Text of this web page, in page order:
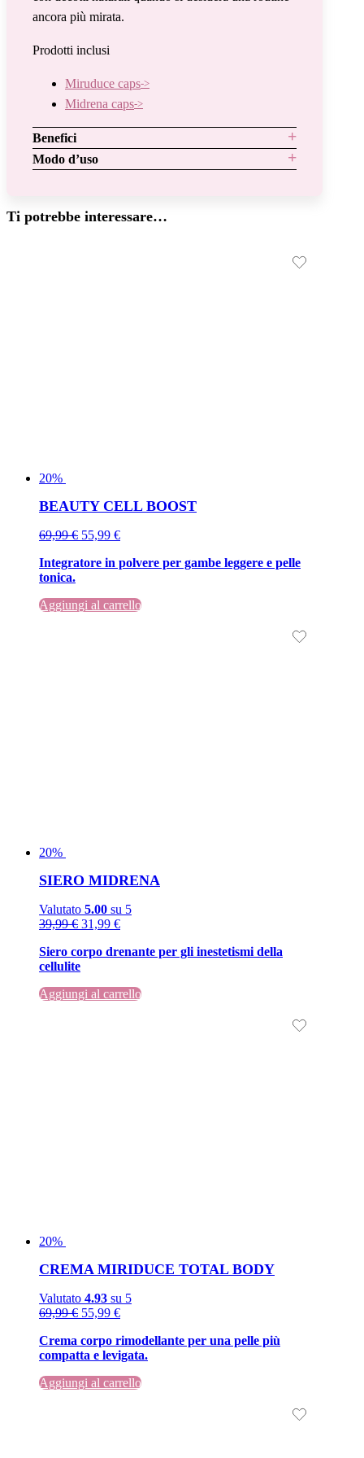
ancora più mirata.
Prodotti inclusi
Miruduce caps
Midrena caps
Benefici
Modo d’uso
Ti potrebbe interessare…
20%
BEAUTY CELL BOOST
Il
originale
era:
69,99€Il
attuale
55,99 €
Integratore in polvere per gambe leggere e pelle
tonica.
Aggiungi al carrello
20%
SIERO MIDRENA
Valutato 5.00 su 5
Il
originale
era:
39,99€Il
attuale
è:
31,99 €
Siero corpo drenante per gli inestetismi della
cellulite
Aggiungi al carrello
20%
CREMA MIRIDUCE TOTAL BODY
Valutato 4.93 su 5
Il
originale
era:
69,99€Il
attuale
è:
55,99 €
Crema corpo rimodellante per una pelle più
compatta e levigata.
Aggiungi al carrello